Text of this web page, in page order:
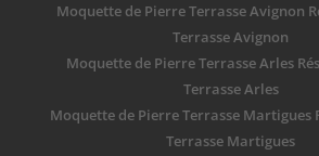
Moquette de Pierre Terrasse Avignon
Terrasse Avignon
Moquette de Pierre Terrasse Arles
Terrasse Arles
Moquette de Pierre Terrasse Martigues
Terrasse Martigues